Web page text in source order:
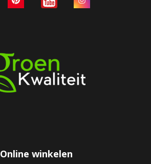
Online winkelen